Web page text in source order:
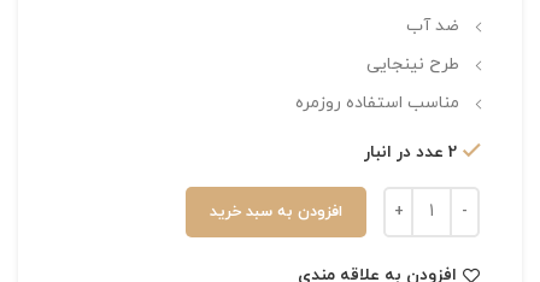
ضد آب
طرح نینجایی
مناسب استفاده روزمره
2 عدد در انبار
افزودن به سبد خرید
افزودن به علاقه مندی